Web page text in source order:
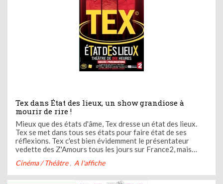
Tex dans État des lieux, un show grandiose à
mourir de rire !
Mieux que des états d'âme, Tex dresse un état des lieux.
Tex se met dans tous ses états pour faire état de ses
réflexions. Tex c'est bien évidemment le présentateur
vedette des Z'Amours tous les jours sur France2, mais
France et de Navarre depuis plus de 20 ans. Dès 1982, ...
Cinéma / Théâtre A l'affiche